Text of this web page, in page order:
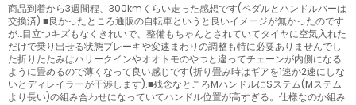
商品到着から3週間程、300kmくらい走った感想です(ペダルとハンドルバーは
交換済).■良かったところ通販の自転車というと良いイメージが無かったのです
が…目立つキズもなくきれいで、整備もちゃんとされていてタイヤに空気入れた
だけで乗り出せる状態ブレーキや変速まわりの調整も特に必要ありませんでし
た折りたたみはハリークインやオオトモのやつと違ってチェーンが内側になる
ように畳めるので薄くなって良い感じです(折り畳み時はギアを1速か2速にしな
いとディレイラーが干渉します).■残念なところMハンドルにSステム(Mステム
より長い)の組み合わせになっていてハンドル位置が高すぎる。仕様なのか組み